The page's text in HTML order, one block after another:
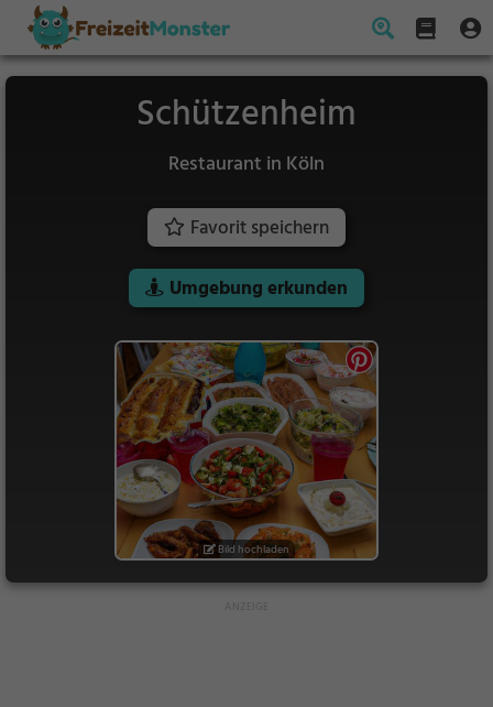
Schützenheim
Restaurant in Köln
Favorit speichern
Umgebung erkunden
Bild hochladen